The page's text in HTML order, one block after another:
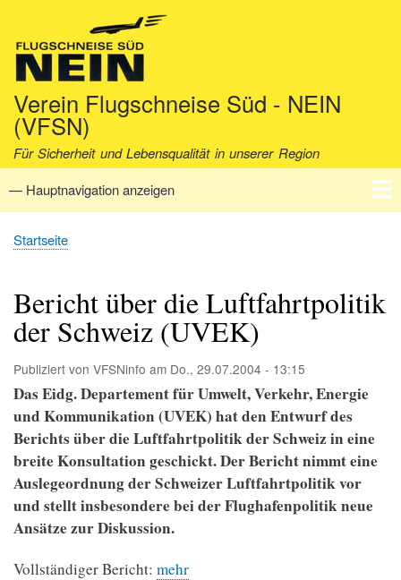
Verein Flugschneise Süd - NEIN
(VFSN)
Für Sicherheit und Lebensqualität in unserer Region
Hauptnavigation
— Hauptnavigation anzeigen
Startseite
Verein
Aktuell
Fakten
Archiv
Kontakt
Pfadnavigation
Startseite
Bericht über die Luftfahrtpolitik
der Schweiz (UVEK)
Publiziert von VFSNinfo am Do., 29.07.2004 - 13:15
Das Eidg. Departement für Umwelt, Verkehr, Energie
und Kommunikation (UVEK) hat den Entwurf des
Berichts über die Luftfahrtpolitik der Schweiz in eine
breite Konsultation geschickt. Der Bericht nimmt eine
Auslegeordnung der Schweizer Luftfahrtpolitik vor
und stellt insbesondere bei der Flughafenpolitik neue
Ansätze zur Diskussion.
Vollständiger Bericht: mehr